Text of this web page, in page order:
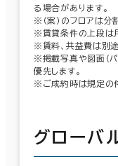
る場合があります。
※（案）のフロアは分
※賃貸条件の上段は
※賃料、共益費は別
※掲載写真や図面（
優先します。
※ご成約時は規定の
グローバ